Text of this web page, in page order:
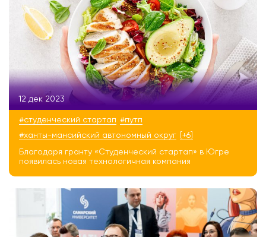
12 дек 2023
#студенческий стартап #путп
#ханты-мансийский автономный округ
[+6]
Благодаря гранту «Студенческий стартап» в Югре
появилась новая технологичная компания